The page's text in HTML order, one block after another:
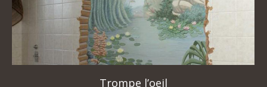
Trompe l’oeil